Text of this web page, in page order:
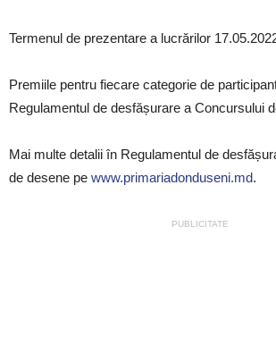
Termenul de prezentare a lucrărilor
Premiile pentru fiecare categorie de
Regulamentul de desfășurare a Concursului
Mai multe detalii în Regulamentul de
de desene pe www.primariadonduseni.md.
PUBLICITATE